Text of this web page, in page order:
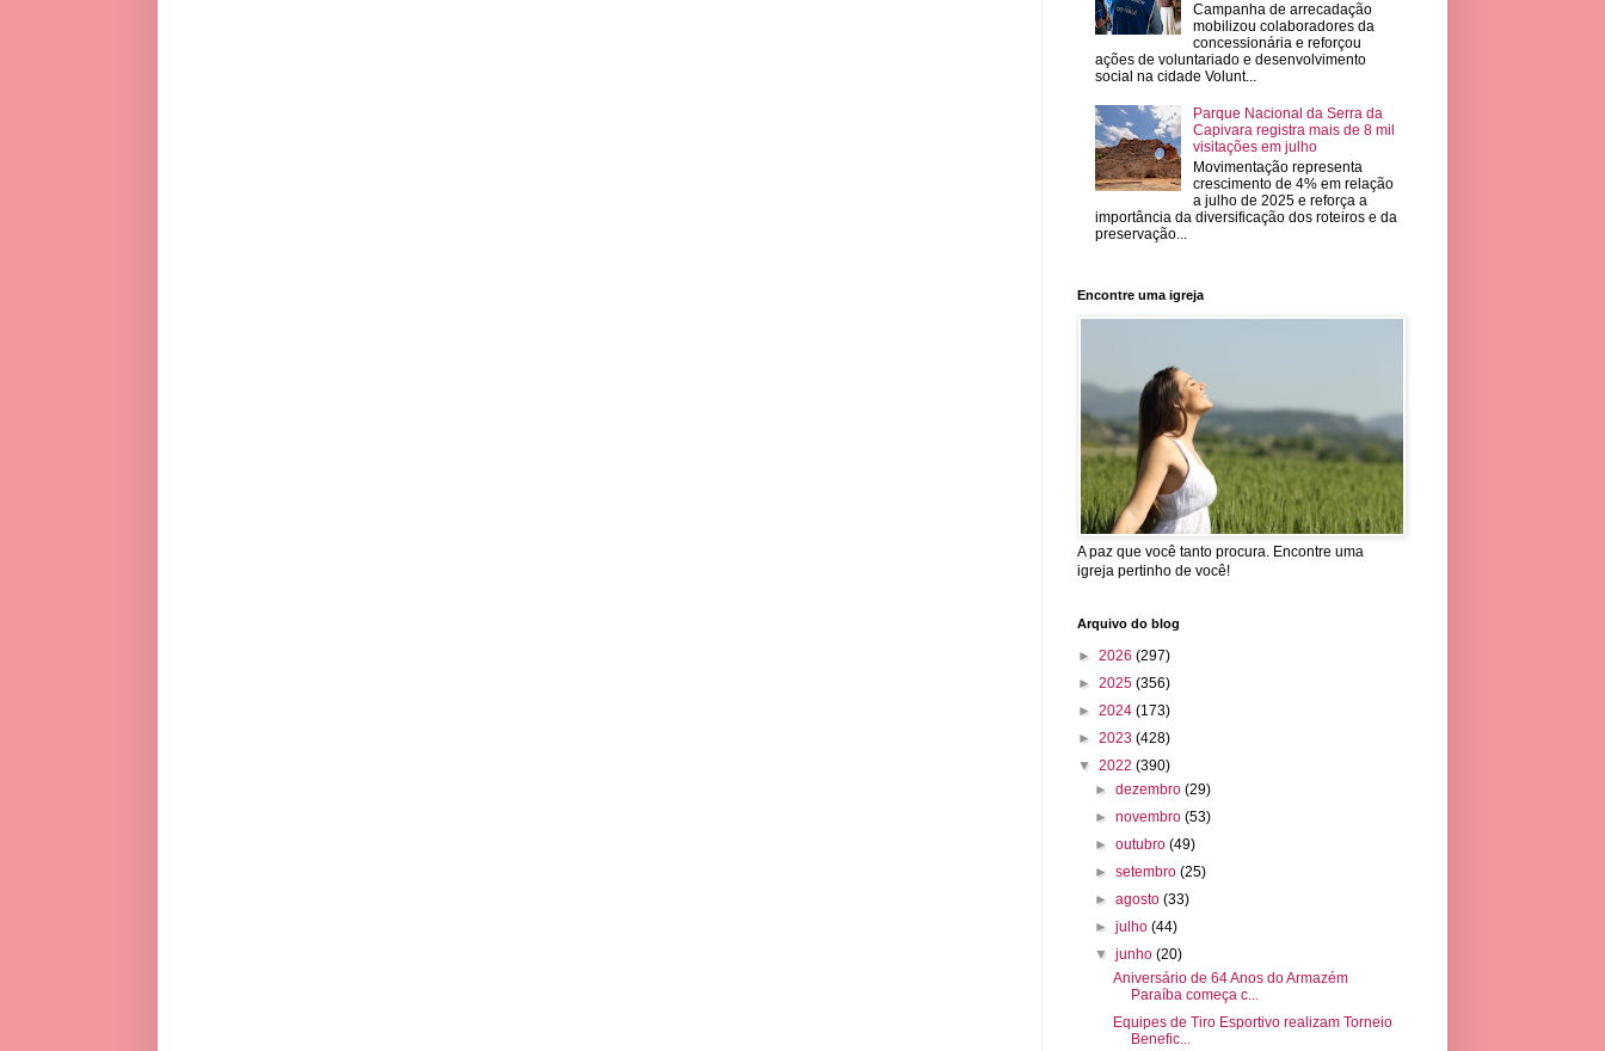
Campanha de arrecadação
mobilizou colaboradores da
concessionária e reforçou
ações de voluntariado e desenvolvimento
social na cidade Volunt...
Parque Nacional da Serra da
Capivara registra mais de 8 mil
visitações em julho
Movimentação representa
crescimento de 4% em relação
a julho de 2025 e reforça a
importância da diversificação dos roteiros e da
preservação...
Encontre uma igreja
A paz que você tanto procura. Encontre uma
igreja pertinho de você!
Arquivo do blog
► 2026 (297)
► 2025 (356)
► 2024 (173)
► 2023 (428)
▼ 2022 (390)
►dezembro(29)
►novembro(53)
►outubro(49)
►setembro(25)
►agosto(33)
►julho(44)
▼junho(20)
Aniversário de 64 Anos do Armazém
Paraíba começa c...
Equipes de Tiro Esportivo realizam Torneio
Benefic...